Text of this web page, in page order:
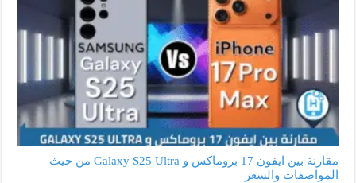
مقارنة بين ايفون 17 بروماكس و Galaxy S25 Ultra من حيث
المواصفات والسعر